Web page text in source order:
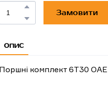
Замовити
ОПИС
Поршні комплект 6T30 ОАЕ